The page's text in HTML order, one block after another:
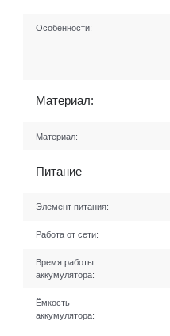
Особенности:
Материал:
Материал:
Питание
Элемент питания:
Работа от сети:
Время работы
аккумулятора:
Ёмкость
аккумулятора: